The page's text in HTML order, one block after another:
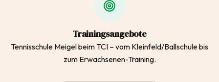
Trainingsangebote
Tennisschule Meigel beim TCI – vom Kleinfeld/Ballschule bis
zum Erwachsenen-Training.